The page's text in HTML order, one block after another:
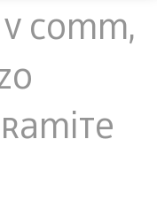
Comm,